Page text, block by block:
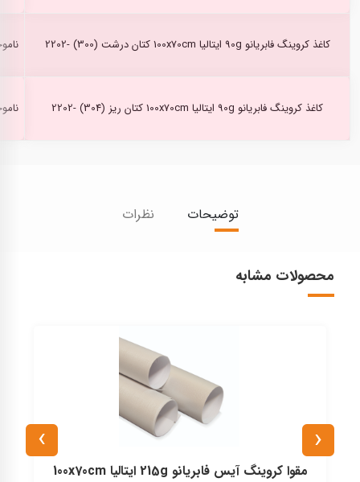
کاغذ کروینگ فابریانو 90g ایتالیا 100x70cm کتان درشت (300) -2202
کاغذ کروینگ فابریانو 90g ایتالیا 100x70cm کتان ریز (304) -2202
توضیحات نظرات
محصولات مشابه
مقوا کروینگ آیس فابریانو 215g ایتالیا 100x70cm
‹
›